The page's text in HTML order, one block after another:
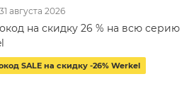
августа 2026
на скидку 26 % на всю серию
SALE на скидку -26% Werkel